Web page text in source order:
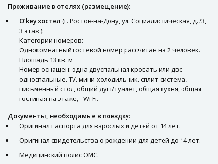
Проживание в отелях (размещение):
О’key хостел (г. Ростов-на-Дону, ул. Социалистическая, д.73,
3 этаж ):
Категории номеров:
Однокомнатный гостевой номер рассчитан на 2 человек.
Площадь 13 кв. м.
Номер оснащен: одна двуспальная кровать или две
односпальные, TV, мини-холодильник, сплит-система,
письменный стол, общий душ/туалет, общая кухня, общая
гостиная на этаже, - Wi-Fi.
Документы, необходимые в поездку:
Оригинал паспорта для взрослых и детей от 14 лет.
Оригинал свидетельства о рождении для детей до 14 лет.
Медицинский полис ОМС.